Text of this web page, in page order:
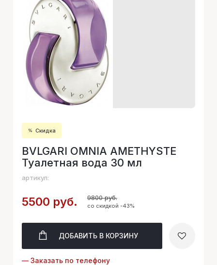
Скидка
BVLGARI OMNIA AMETHYSTE
Туалетная вода 30 мл
артикул:
5500 руб. 9800 руб.
со скидкой -43%
ДОБАВИТЬ В КОРЗИНУ
— Заказать по телефону